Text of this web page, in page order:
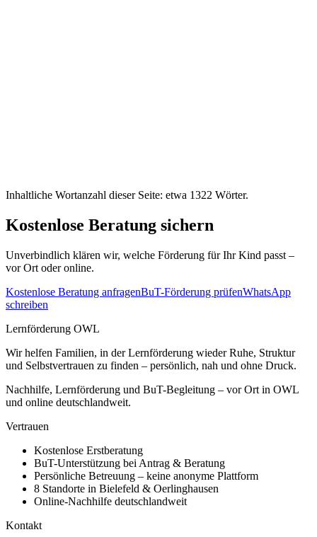
Inhaltliche Wortanzahl dieser Seite: etwa 1322 Wörter.
Kostenlose Beratung sichern
Unverbindlich klären wir, welche Förderung für Ihr Kind passt –
vor Ort oder online.
Kostenlose Beratung anfragenBuT-Förderung prüfenWhatsApp
schreiben
Lernförderung OWL
Wir helfen Familien, in der Lernförderung wieder Ruhe, Struktur
und Selbstvertrauen zu finden – persönlich, nah und ohne Druck.
Nachhilfe, Lernförderung und BuT-Begleitung – vor Ort in OWL
und online deutschlandweit.
Vertrauen
Kostenlose Erstberatung
BuT-Unterstützung bei Antrag & Beratung
Persönliche Betreuung – keine anonyme Plattform
8 Standorte in Bielefeld & Oerlinghausen
Online-Nachhilfe deutschlandweit
Kontakt